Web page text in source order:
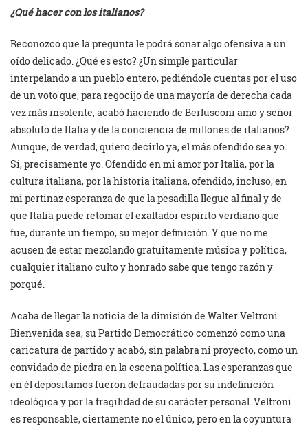
¿Qué hacer con los italianos?
Reconozco que la pregunta le podrá sonar algo ofensiva a un
oído delicado. ¿Qué es esto? ¿Un simple particular
interpelando a un pueblo entero, pediéndole cuentas por el uso
de un voto que, para regocijo de una mayoría de derecha cada
vez más insolente, acabó haciendo de Berlusconi amo y señor
absoluto de Italia y de la conciencia de millones de italianos?
Aunque, de verdad, quiero decirlo ya, el más ofendido sea yo.
Sí, precisamente yo. Ofendido en mi amor por Italia, por la
cultura italiana, por la historia italiana, ofendido, incluso, en
mi pertinaz esperanza de que la pesadilla llegue al final y de
que Italia puede retomar el exaltador espirito verdiano que
fue, durante un tiempo, su mejor definición. Y que no me
acusen de estar mezclando gratuitamente música y política,
cualquier italiano culto y honrado sabe que tengo razón y
porqué.
Acaba de llegar la noticia de la dimisión de Walter Veltroni.
Bienvenida sea, su Partido Democrático comenzó como una
caricatura de partido y acabó, sin palabra ni proyecto, como un
convidado de piedra en la escena política. Las esperanzas que
en él depositamos fueron defraudadas por su indefinición
ideológica y por la fragilidad de su carácter personal. Veltroni
es responsable, ciertamente no el único, pero en la coyuntura